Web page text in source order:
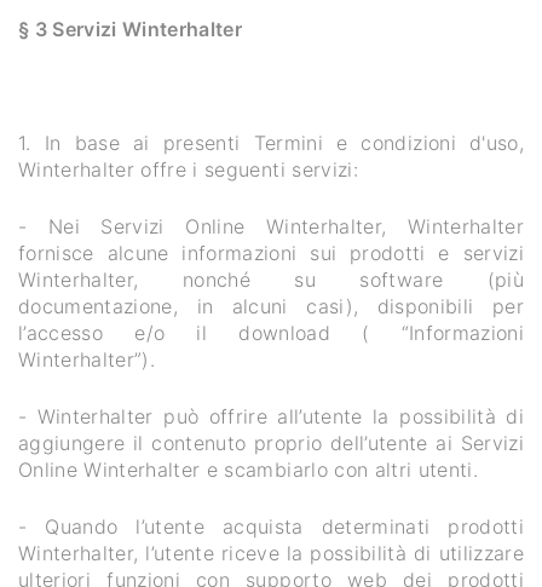
§ 3 Servizi Winterhalter
1. In base ai presenti Termini e condizioni d'uso,
Winterhalter offre i seguenti servizi:
- Nei Servizi Online Winterhalter, Winterhalter
fornisce alcune informazioni sui prodotti e servizi
Winterhalter, nonché su software (più
documentazione, in alcuni casi), disponibili per
l’accesso e/o il download ( “Informazioni
Winterhalter”).
- Winterhalter può offrire all’utente la possibilità di
aggiungere il contenuto proprio dell’utente ai Servizi
Online Winterhalter e scambiarlo con altri utenti.
- Quando l’utente acquista determinati prodotti
Winterhalter, l’utente riceve la possibilità di utilizzare
ulteriori funzioni con supporto web dei prodotti